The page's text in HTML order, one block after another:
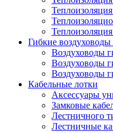
Гибкие
Воздуховоды
Воздуховоды
Воздуховоды
Кабельные лотки
Аксессуары
Замковые
Лестничного
Лестничные